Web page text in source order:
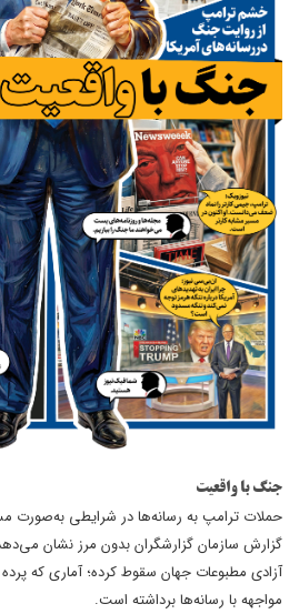
جنگ ‌با واقعیت
حملات ترامپ به رسانه‌ها در شرایطی به‌صورت
آزادی مطبوعات جهان سقوط کرده؛ آماری که
مواجهه با رسانه‌ها برداشته است.